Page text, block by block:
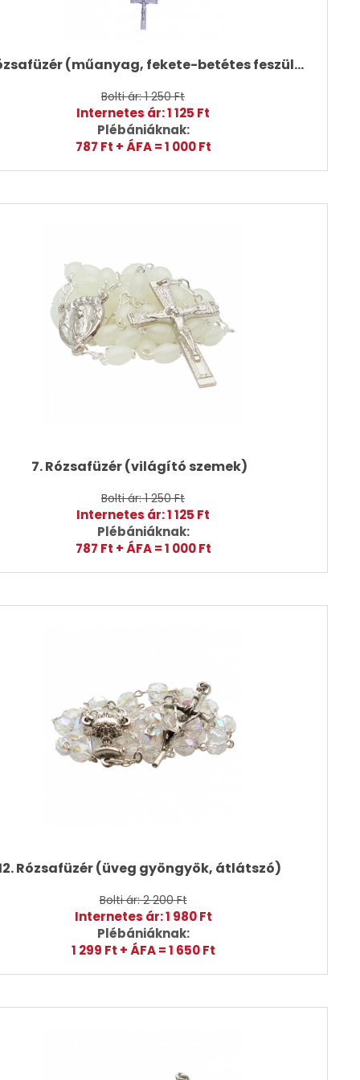
6. Rózsafüzér (műanyag, fekete-betétes feszület)
Bolti ár: 1 250 Ft
Internetes ár: 1 125 Ft
Plébániáknak:
787 Ft + ÁFA = 1 000 Ft
7. Rózsafüzér (világító szemek)
Bolti ár: 1 250 Ft
Internetes ár: 1 125 Ft
Plébániáknak:
787 Ft + ÁFA = 1 000 Ft
Rózsafüzér (üveg gyöngyök, átlátszó)
Bolti ár: 2 200 Ft
Internetes ár: 1 980 Ft
Plébániáknak:
1 299 Ft + ÁFA = 1 650 Ft